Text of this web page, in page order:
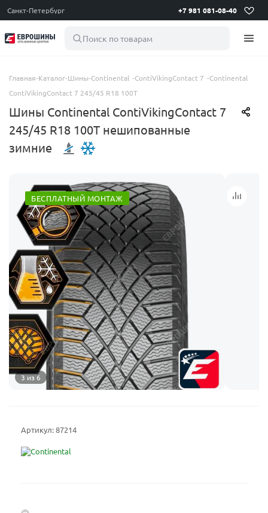
Санкт-Петербург +7 981 081-08-40
Поиск по товарам
Главная-Каталог-Шины-Continental -ContiVikingContact 7 -Continental
ContiVikingContact 7 245/45 R18 100T
Шины Continental ContiVikingContact 7
245/45 R18 100T нешипованные
зимние
БЕСПЛАТНЫЙ МОНТАЖ
3 из 6
Артикул:87214